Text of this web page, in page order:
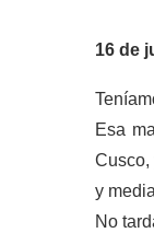
16 de
Esa
Cusco,
y
No